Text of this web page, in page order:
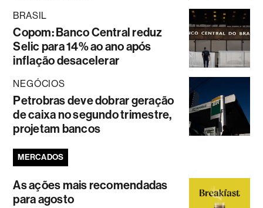
BRASIL
Copom: Banco Central reduz
Selic para 14% ao ano após
inflação desacelerar
NEGÓCIOS
Petrobras deve dobrar geração
de caixa no segundo trimestre,
projetam bancos
MERCADOS
As ações mais recomendadas
para agosto